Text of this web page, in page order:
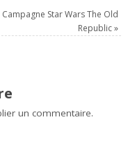
Campagne Star Wars The Old
Republic»
un commentaire.